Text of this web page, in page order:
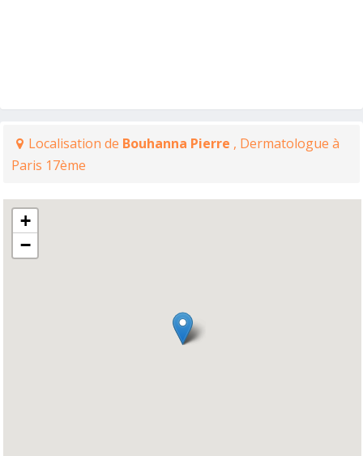
Localisation de Bouhanna Pierre , Dermatologue à
Paris 17ème
+
−